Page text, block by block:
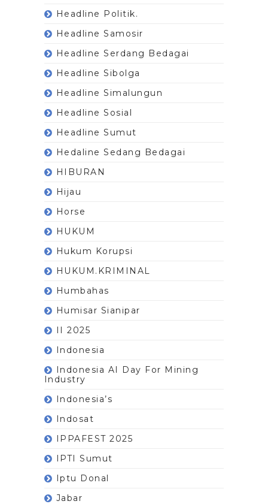
Headline Politik.
Headline Samosir
Headline Serdang Bedagai
Headline Sibolga
Headline Simalungun
Headline Sosial
Headline Sumut
Hedaline Sedang Bedagai
HIBURAN
Hijau
Horse
HUKUM
Hukum Korupsi
HUKUM.KRIMINAL
Humbahas
Humisar Sianipar
II 2025
Indonesia
Indonesia AI Day For Mining
Industry
Indonesia’s
Indosat
IPPAFEST 2025
IPTI Sumut
Iptu Donal
Jabar